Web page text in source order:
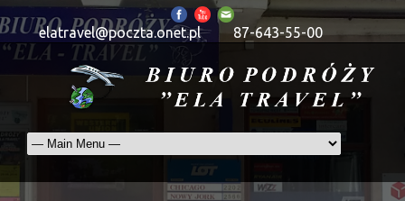
elatravel@poczta.onet.pl 87-643-55-00